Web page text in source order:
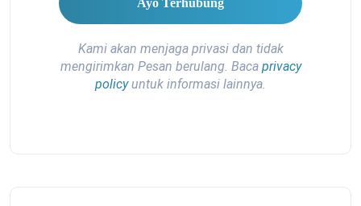
Kami akan menjaga privasi dan tidak
mengirimkan Pesan berulang. Baca privacy
policyuntuk informasi lainnya.